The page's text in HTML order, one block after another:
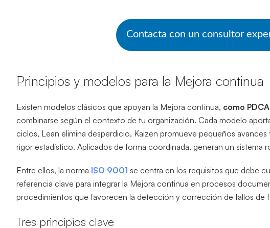
Contacta con un consultor
Principios y modelos para la Mejora continua
Existen modelos clásicos que apoyan la Mejora continua, como
combinarse según el contexto de tu organización. Cada modelo
ciclos, Lean elimina desperdicio, Kaizen promueve pequeños
rigor estadístico. Aplicados de forma coordinada, generan un sistema
Entre ellos, la norma ISO 9001 se centra en los requisitos que debe
referencia clave para integrar la Mejora continua en procesos
procedimientos que favorecen la detección y corrección de fallos de
Tres principios clave